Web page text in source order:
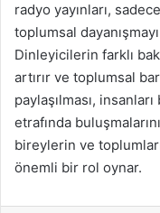
radyo yayınları,
toplumsal
Dinleyicilerin farklı
artırır ve toplumsal
paylaşılması,
etrafında
bireylerin ve
önemli bir rol oynar.